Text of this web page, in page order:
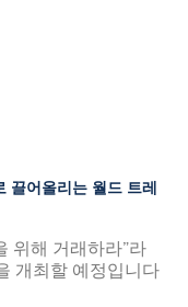
끌어올리는 월드 트레
위해 거래하라”라
개최할 예정입니다